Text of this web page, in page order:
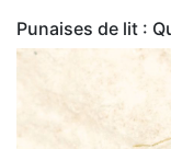
Punaises de lit :